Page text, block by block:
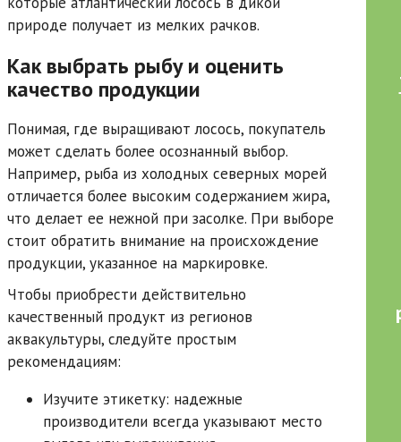
природе получает из мелких рачков.
Как выбрать рыбу и оценить
качество продукции
Понимая, где выращивают лосось, покупатель
может сделать более осознанный выбор.
Например, рыба из холодных северных морей
отличается более высоким содержанием жира,
что делает ее нежной при засолке. При выборе
стоит обратить внимание на происхождение
продукции, указанное на маркировке.
Чтобы приобрести действительно
качественный продукт из регионов
аквакультуры, следуйте простым
рекомендациям:
Изучите этикетку: надежные
производители всегда указывают место